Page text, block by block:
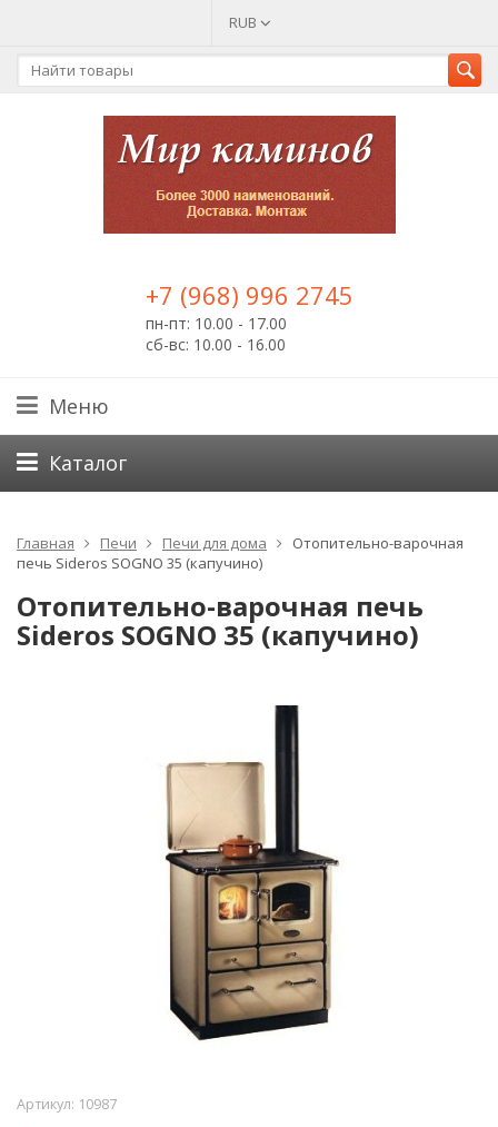
RUB
+7 (968) 996 2745
пн-пт: 10.00 - 17.00
сб-вс: 10.00 - 16.00
Меню
Каталог
Главная Печи Печи для дома
Отопительно-варочная
печь Sideros SOGNO 35 (капучино)
Отопительно-варочная печь
Sideros SOGNO 35 (капучино)
Артикул: 10987